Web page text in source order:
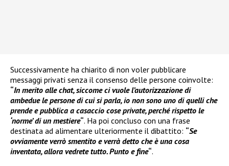
Successivamente ha chiarito di non voler pubblicare
messaggi privati senza il consenso delle persone coinvolte:
“In merito alle chat, siccome ci vuole l’autorizzazione di
ambedue le persone di cui si parla, io non sono uno di quelli che
prende e pubblica a casaccio cose private, perché rispetto le
‘norme’ di un mestiere“. Ha poi concluso con una frase
destinata ad alimentare ulteriormente il dibattito: “Se
ovviamente verrò smentito e verrà detto che è una cosa
inventata, allora vedrete tutto. Punto e fine“.